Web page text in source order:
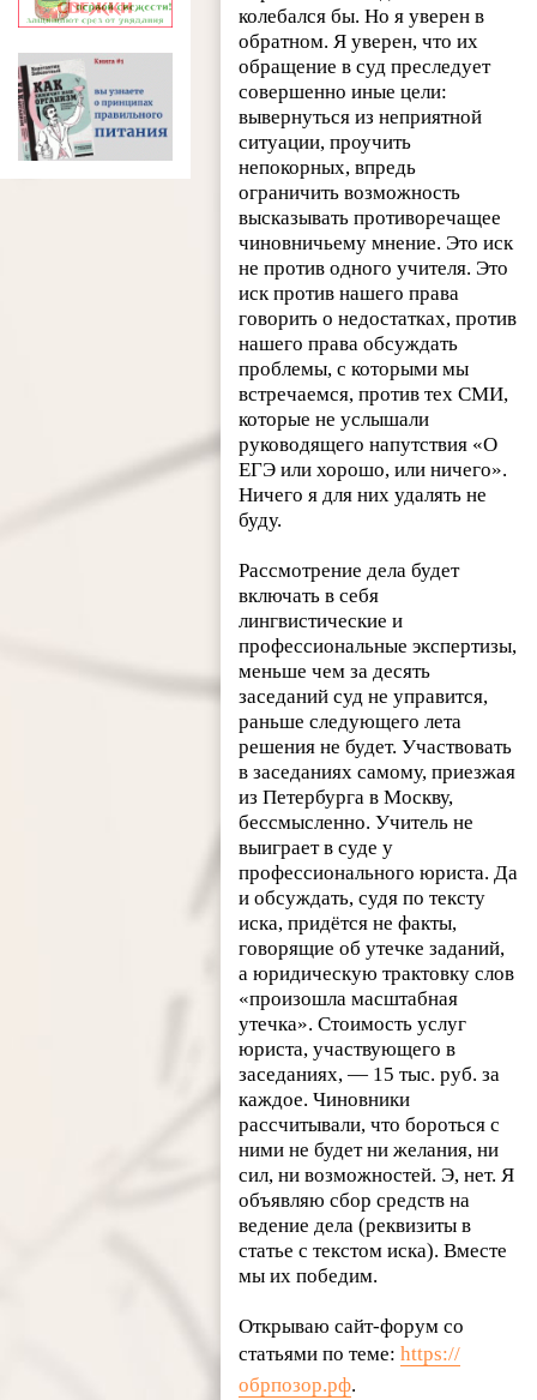
колебался бы. Но я уверен в
обратном. Я уверен, что их
обращение в суд преследует
совершенно иные цели:
вывернуться из неприятной
ситуации, проучить
непокорных, впредь
ограничить возможность
высказывать противоречащее
чиновничьему мнение. Это иск
не против одного учителя. Это
иск против нашего права
говорить о недостатках, против
нашего права обсуждать
проблемы, с которыми мы
встречаемся, против тех СМИ,
которые не услышали
руководящего напутствия «О
ЕГЭ или хорошо, или ничего».
Ничего я для них удалять не
буду.
Рассмотрение дела будет
включать в себя
лингвистические и
профессиональные экспертизы,
меньше чем за десять
заседаний суд не управится,
раньше следующего лета
решения не будет. Участвовать
в заседаниях самому, приезжая
из Петербурга в Москву,
бессмысленно. Учитель не
выиграет в суде у
профессионального юриста. Да
и обсуждать, судя по тексту
иска, придётся не факты,
говорящие об утечке заданий,
а юридическую трактовку слов
«произошла масштабная
утечка». Стоимость услуг
юриста, участвующего в
заседаниях, — 15 тыс. руб. за
каждое. Чиновники
рассчитывали, что бороться с
ними не будет ни желания, ни
сил, ни возможностей. Э, нет. Я
объявляю сбор средств на
ведение дела (реквизиты в
статье с текстом иска). Вместе
мы их победим.
Открываю сайт-форум со
статьями по теме:https://
обрпозор.рф.